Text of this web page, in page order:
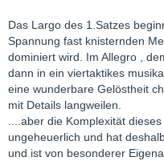
Das Largo des 1.Satzes
Spannung fast knisternden
dominiert wird. Im Allegro ,
dann in ein viertaktikes
eine wunderbare Gelöstheit
mit Details langweilen.
....aber die Komplexität
ungeheuerlich und hat
und ist von besonderer